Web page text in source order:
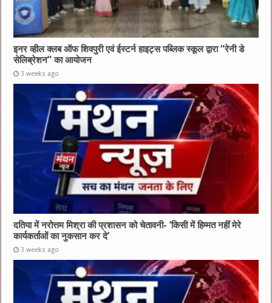
इनर व्हील क्लब ऑफ शिवपुरी एवं ईस्टर्न हाइट्स पब्लिक स्कूल द्वारा “रेनी डे
सेलिब्रेशन” का आयोजन
3 weeks ago
दतिया में नरोत्तम मिश्रा की प्रशासन को चेतावनी- ‘किसी में हिम्मत नहीं मेरे
कार्यकर्ताओं का नुकसान कर दे’
3 weeks ago